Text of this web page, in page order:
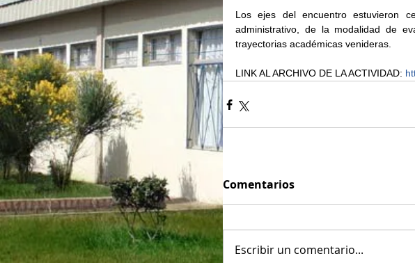
Los ejes del encuentro estuvieron
administrativo, de la modalidad de
trayectorias académicas venideras.
LINK AL ARCHIVO DE LA ACTIVIDAD:
Comentarios
Escribir un comentario...